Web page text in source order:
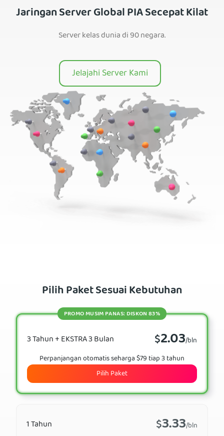
Jaringan Server Global PIA Secepat Kilat
Server kelas dunia di 90 negara.
Jelajahi Server Kami
Pilih Paket Sesuai Kebutuhan
3 Tahun + EKSTRA 3 Bulan $2.03/bln
PROMO MUSIM PANAS: DISKON 83%
Perpanjangan otomatis seharga $79 tiap 3 tahun
Pilih Paket
1 Tahun $3.33/bln